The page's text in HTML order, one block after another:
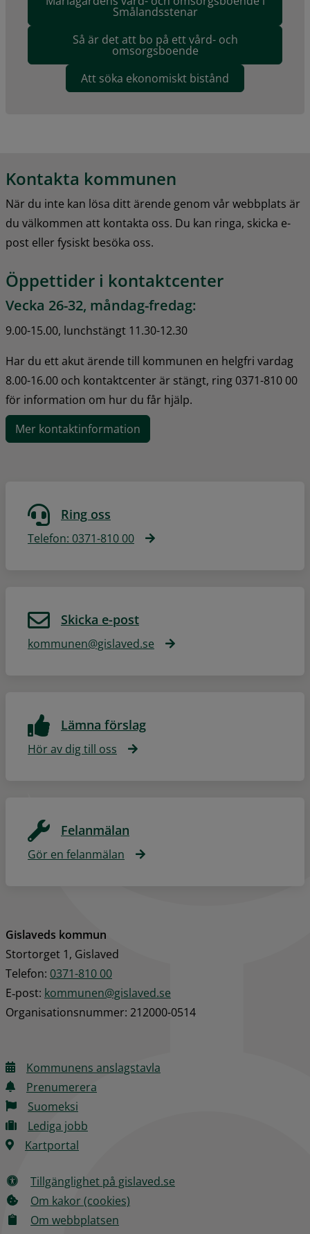
Smålandsstenar
Så är det att bo på ett vård- och
omsorgsboende
Att söka ekonomiskt bistånd
Kontakta kommunen
När du inte kan lösa ditt ärende genom vår webbplats är
du välkommen att kontakta oss. Du kan ringa, skicka e-
post eller fysiskt besöka oss.
Öppettider i kontaktcenter
Vecka 26-32, måndag-fredag:
9.00-15.00, lunchstängt 11.30-12.30
Har du ett akut ärende till kommunen en helgfri vardag
8.00-16.00 och kontaktcenter är stängt, ring 0371-810 00
för information om hur du får hjälp.
Mer kontaktinformation
Ring oss
Telefon: 0371-810 00
Skicka e-post
kommunen@gislaved.se
Lämna förslag
Hör av dig till oss
Felanmälan
Gör en felanmälan
Gislaveds kommun
Stortorget 1, Gislaved
Telefon: 0371-810 00
E‑post: kommunen@gislaved.se
Organisationsnummer: 212000-0514
Kommunens anslagstavla
Prenumerera
Suomeksi
Lediga jobb
Kartportal
Tillgänglighet på gislaved.se
Om kakor (cookies)
Om webbplatsen